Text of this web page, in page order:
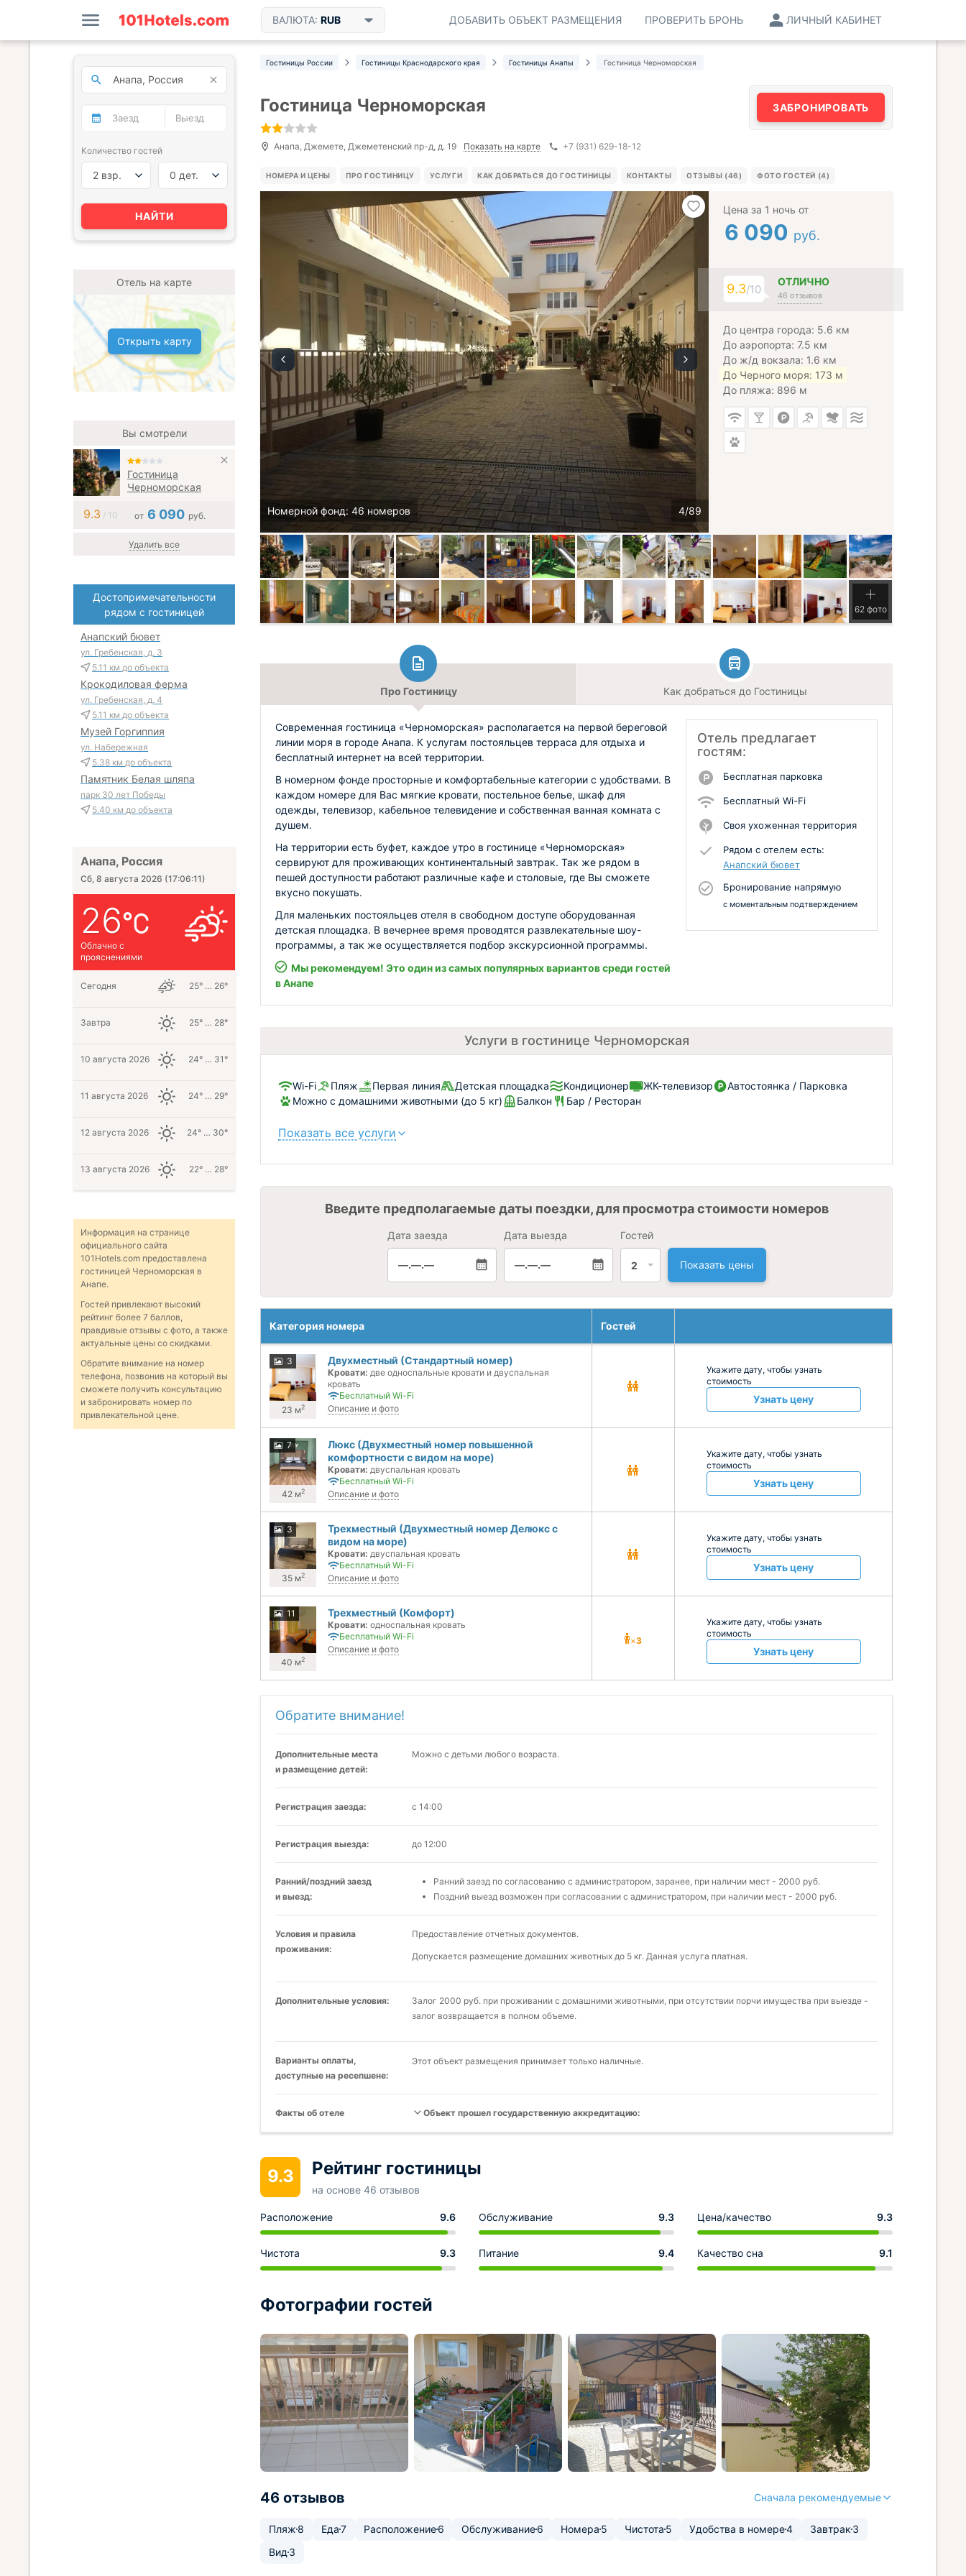
ВАЛЮТА: RUB ЛИЧНЫЙ КАБИНЕТ
ПРОВЕРИТЬ БРОНЬ
ДОБАВИТЬ ОБЪЕКТ РАЗМЕЩЕНИЯ
Гостиницы России Гостиницы Краснодарского края Гостиницы Анапы Гостиница Черноморская
Гостиница Черноморская
Анапа, Джемете, Джеметенский пр-д, д. 19 Показать на карте +7 (931) 629-18-12
ЗАБРОНИРОВАТЬ
НОМЕРА И ЦЕНЫ ПРО ГОСТИНИЦУ УСЛУГИ КАК ДОБРАТЬСЯ ДО ГОСТИНИЦЫ КОНТАКТЫ ОТЗЫВЫ (46) ФОТО ГОСТЕЙ (4)
Номерной фонд: 46 номеров
Цена за 1 ночь от
6 090 руб.
9.3/10
ОТЛИЧНО
46 отзывов
До центра города: 5.6 км
До аэропорта: 7.5 км
До ж/д вокзала: 1.6 км
До Черного моря: 173 м
До пляжа: 896 м
62 фото
Про Гостиницу Как добраться до Гостиницы
Отель предлагает
гостям:
Бесплатная парковка
Бесплатный Wi-Fi
Своя ухоженная территория
Рядом с отелем есть:
Анапский бювет
Бронирование напрямую
с моментальным подтверждением
Современная гостиница «Черноморская» располагается на первой береговой
линии моря в городе Анапа. К услугам постояльцев терраса для отдыха и
бесплатный интернет на всей территории.
В номерном фонде просторные и комфортабельные категории с удобствами. В
каждом номере для Вас мягкие кровати, постельное белье, шкаф для
одежды, телевизор, кабельное телевидение и собственная ванная комната с
душем.
На территории есть буфет, каждое утро в гостинице «Черноморская»
сервируют для проживающих континентальный завтрак. Так же рядом в
пешей доступности работают различные кафе и столовые, где Вы сможете
вкусно покушать.
Для маленьких постояльцев отеля в свободном доступе оборудованная
детская площадка. В вечернее время проводятся развлекательные шоу-
программы, а так же осуществляется подбор экскурсионной программы.
Мы рекомендуем! Это один из самых популярных вариантов среди гостей
в Анапе
Услуги в гостинице Черноморская
Wi-Fi Пляж Первая линия Детская площадка Кондиционер ЖК-телевизор
Автостоянка / Парковка
Можно с домашними животными (до 5 кг)
Балкон Бар / Ресторан
Показать все услуги
Введите предполагаемые даты поездки, для просмотра стоимости номеров
Дата заезда
—.—.—
Дата выезда
—.—.—
Гостей
2 Показать цены
Категория номера Гостей
3
23 м2
Двухместный (Стандартный номер)
Кровати: две односпальные кровати и двуспальная
кровать
Бесплатный Wi-Fi
Описание и фото
Укажите дату, чтобы узнать
стоимость
Узнать цену
7
42 м2
Люкс (Двухместный номер повышенной
комфортности с видом на море)
Кровати: двуспальная кровать
Бесплатный Wi-Fi
Описание и фото
Укажите дату, чтобы узнать
стоимость
Узнать цену
3
35 м2
Трехместный (Двухместный номер Делюкс с
видом на море)
Кровати: двуспальная кровать
Бесплатный Wi-Fi
Описание и фото
Укажите дату, чтобы узнать
стоимость
Узнать цену
11
40 м2
Трехместный (Комфорт)
Кровати: односпальная кровать
Бесплатный Wi-Fi
Описание и фото
×3
Укажите дату, чтобы узнать
стоимость
Узнать цену
Обратите внимание!
Дополнительные места
и размещение детей:
Можно с детьми любого возраста.
Регистрация заезда: с 14:00
Регистрация выезда: до 12:00
Ранний/поздний заезд
и выезд:
Ранний заезд по согласованию с администратором, заранее, при наличии мест - 2000 руб.
Поздний выезд возможен при согласовании с администратором, при наличии мест - 2000 руб.
Условия и правила
проживания:
Предоставление отчетных документов.
Допускается размещение домашних животных до 5 кг. Данная услуга платная.
Дополнительные условия:
Залог 2000 руб. при проживании с домашними животными, при отсутствии порчи имущества при выезде -
залог возвращается в полном объеме.
Варианты оплаты,
доступные на ресепшене:
Этот объект размещения принимает только наличные.
Факты об отеле Объект прошел государственную аккредитацию:
9.3 Рейтинг гостиницы
на основе 46 отзывов
Расположение 9.6 Обслуживание 9.3 Цена/качество 9.3
Чистота 9.3 Питание 9.4 Качество сна 9.1
Фотографии гостей
46 отзывов Сначала рекомендуемые
Пляж 8 Еда7 Расположение6 Обслуживание6 Номера 5 Чистота 5 Удобства в номере4 Завтрак 3
Вид 3
Количество гостей
2 взр. 0 дет.
НАЙТИ
Отель на карте
Открыть карту
Вы смотрели
Гостиница
Черноморская
9.3 / 10 от 6 090 руб.
Удалить все
Достопримечательности
рядом с гостиницей
Анапский бювет
ул. Гребенская, д. 3
5.11 км до объекта
Крокодиловая ферма
ул. Гребенская, д. 4
5.11 км до объекта
Музей Горгиппия
ул. Набережная
5.38 км до объекта
Памятник Белая шляпа
парк 30 лет Победы
5.40 км до объекта
Анапа, Россия
Сб, 8 августа 2026 (17:06:12)
26
Облачно с
прояснениями
Сегодня 25° … 26°
Завтра 25° … 28°
10 августа 2026 24° … 31°
11 августа 2026 24° … 29°
12 августа 2026 24° … 30°
13 августа 2026 22° … 28°
Информация на странице
официального сайта
101Hotels.com предоставлена
гостиницей Черноморская в
Анапе.
Гостей привлекают высокий
рейтинг более 7 баллов,
правдивые отзывы с фото, а также
актуальные цены со скидками.
Обратите внимание на номер
телефона, позвонив на который вы
сможете получить консультацию
и забронировать номер по
привлекательной цене.